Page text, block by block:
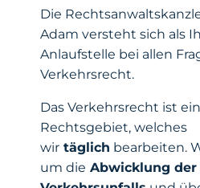
Die
Adam versteht sich als
Anlaufstelle bei allen
Verkehrsrecht.
Das Verkehrsrecht ist
Rechtsgebiet, welches
wir täglich bearbeiten.
um die Abwicklung der